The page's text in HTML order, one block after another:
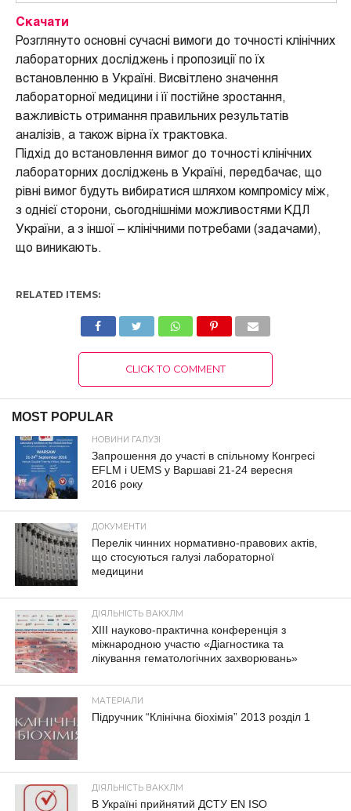
Скачати
Розглянуто основні сучасні вимоги до точності клінічних
лабораторних досліджень і пропозиції по їх
встановленню в Україні. Висвітлено значення
лабораторної медицини і її постійне зростання,
важливість отримання правильних результатів
аналізів, а також вірна їх трактовка.
Підхід до встановлення вимог до точності клінічних
лабораторних досліджень в Україні, передбачає, що
рівні вимог будуть вибиратися шляхом компромісу між,
з однієї сторони, сьогоднішніми можливостями КДЛ
України, а з іншої – клінічними потребами (задачами),
що виникають.
RELATED ITEMS:
CLICK TO COMMENT
MOST POPULAR
НОВИНИ ГАЛУЗІ
Запрошення до участі в спільному Конгресі
EFLM і UEMS у Варшаві 21-24 вересня
2016 року
ДОКУМЕНТИ
Перелік чинних нормативно-правових актів,
що стосуються галузі лабораторної
медицини
ДІЯЛЬНІСТЬ ВАКХЛМ
XIII науково-практична конференція з
міжнародною участю «Діагностика та
лікування гематологічних захворювань»
МАТЕРІАЛИ
Підручник “Клінічна біохімія” 2013 розділ 1
ДІЯЛЬНІСТЬ ВАКХЛМ
В Україні прийнятий ДСТУ EN ISO